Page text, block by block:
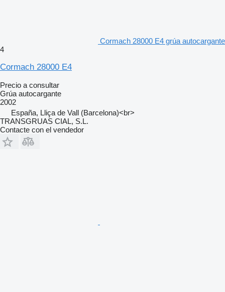
Cormach 28000 E4 grúa autocargante
4
Cormach 28000 E4
Precio a consultar
Grúa autocargante
2002
España, Lliça de Vall (Barcelona)<br>
TRANSGRUAS CIAL, S.L.
Contacte con el vendedor